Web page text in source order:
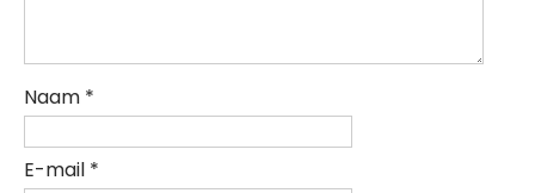
Naam *
E-mail *